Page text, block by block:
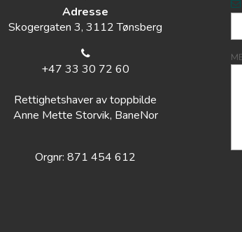
Adresse
Skogergaten 3, 3112 Tønsberg
+47 33 30 72 60
Rettighetshaver av toppbilde
Anne Mette Storvik, BaneNor
Orgnr: 871 454 612